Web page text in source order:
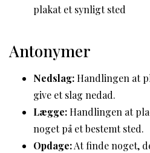
plakat et synligt sted
Antonymer
Nedslag:Handlingen at
give et slag nedad.
Lægge:Handlingen at
noget på et bestemt sted.
Opdage:At finde noget,